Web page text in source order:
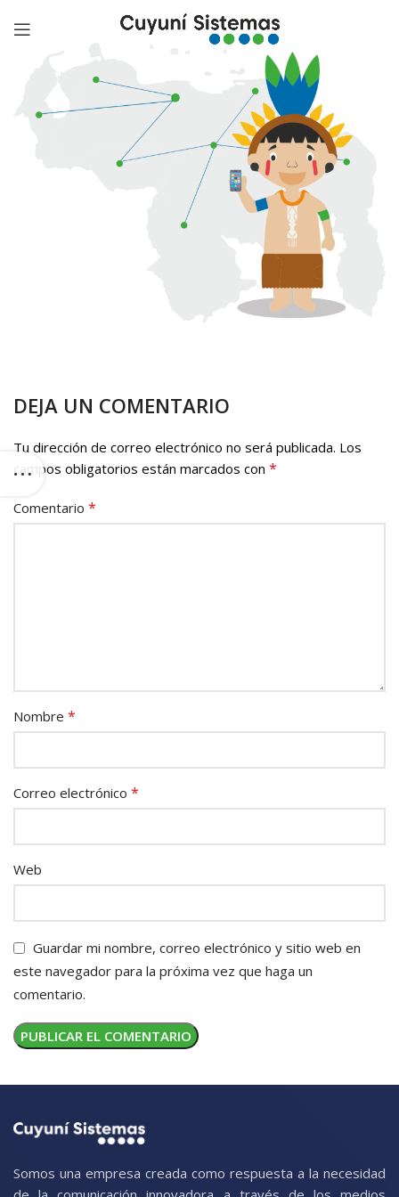
DEJA UN COMENTARIO
Tu dirección de correo electrónico no será publicada. Los
campos obligatorios están marcados con *
Comentario *
Nombre *
Correo electrónico *
Web
Guardar mi nombre, correo electrónico y sitio web en
este navegador para la próxima vez que haga un
comentario.
Somos una empresa creada como respuesta a la necesidad